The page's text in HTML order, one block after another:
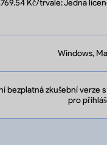
Kč/trvale: Jedna
Windows,
bezplatná zkušební verze
pro